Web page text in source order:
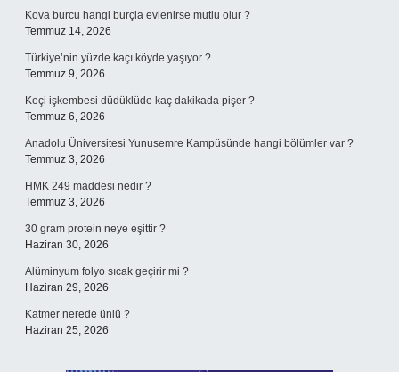
Kova burcu hangi burçla evlenirse mutlu olur ?
Temmuz 14, 2026
Türkiye’nin yüzde kaçı köyde yaşıyor ?
Temmuz 9, 2026
Keçi işkembesi düdüklüde kaç dakikada pişer ?
Temmuz 6, 2026
Anadolu Üniversitesi Yunusemre Kampüsünde hangi bölümler var ?
Temmuz 3, 2026
HMK 249 maddesi nedir ?
Temmuz 3, 2026
30 gram protein neye eşittir ?
Haziran 30, 2026
Alüminyum folyo sıcak geçirir mi ?
Haziran 29, 2026
Katmer nerede ünlü ?
Haziran 25, 2026